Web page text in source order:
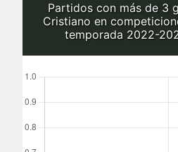
Partidos con más de 3
Cristiano en
temporada 2022-